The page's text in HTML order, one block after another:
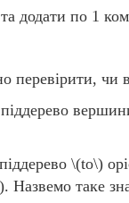
та додати по 1
перевірити, чи
\(to\)
. Назвемо таке